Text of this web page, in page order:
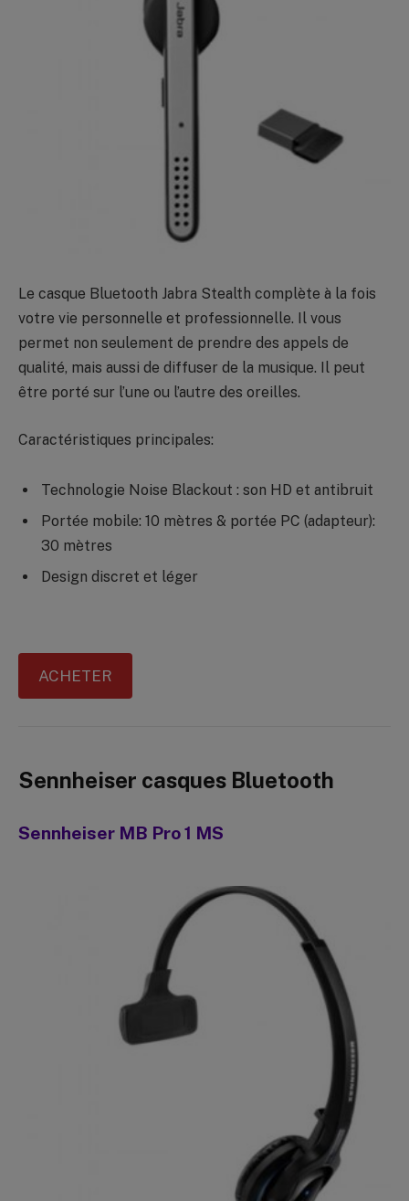
Le casque Bluetooth Jabra Stealth complète à la fois
votre vie personnelle et professionnelle. Il vous
permet non seulement de prendre des appels de
qualité, mais aussi de diffuser de la musique. Il peut
être porté sur l’une ou l’autre des oreilles.
Caractéristiques principales:
Technologie Noise Blackout : son HD et antibruit
Portée mobile: 10 mètres & portée PC (adapteur):
30 mètres
Design discret et léger
ACHETER
Sennheiser casques Bluetooth
Sennheiser MB Pro 1 MS